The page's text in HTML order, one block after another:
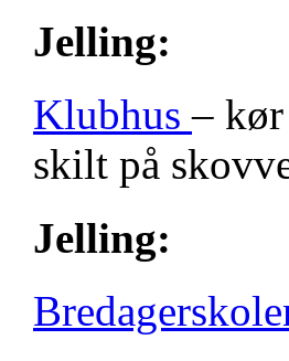
Jelling:
Klubhus–
skilt på
Jelling: